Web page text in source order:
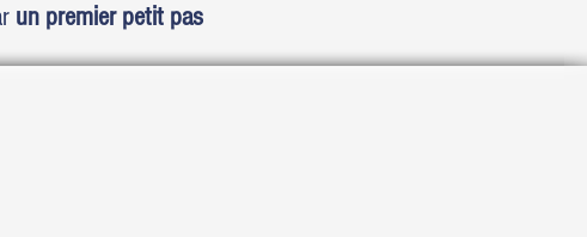
un premier petit pas